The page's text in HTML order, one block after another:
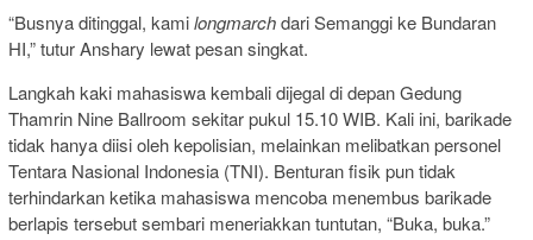
“Busnya ditinggal, kamilongmarchdari Semanggi ke Bundaran
HI,” tutur Anshary lewat pesan singkat.
Langkah kaki mahasiswa kembali dijegal di depan Gedung
Thamrin Nine Ballroom sekitar pukul 15.10 WIB. Kali ini, barikade
tidak hanya diisi oleh kepolisian, melainkan melibatkan personel
Tentara Nasional Indonesia (TNI). Benturan fisik pun tidak
terhindarkan ketika mahasiswa mencoba menembus barikade
berlapis tersebut sembari meneriakkan tuntutan, “Buka, buka.”